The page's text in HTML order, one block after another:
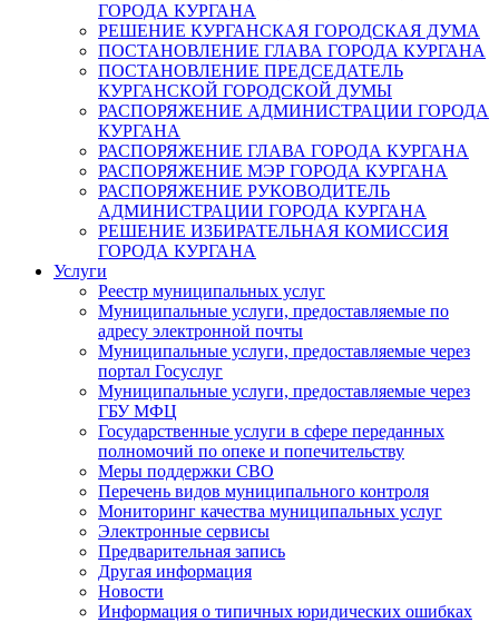
ГОРОДА КУРГАНА
РЕШЕНИЕ КУРГАНСКАЯ ГОРОДСКАЯ ДУМА
ПОСТАНОВЛЕНИЕ ГЛАВА ГОРОДА КУРГАНА
ПОСТАНОВЛЕНИЕ ПРЕДСЕДАТЕЛЬ
КУРГАНСКОЙ ГОРОДСКОЙ ДУМЫ
РАСПОРЯЖЕНИЕ АДМИНИСТРАЦИИ ГОРОДА
КУРГАНА
РАСПОРЯЖЕНИЕ ГЛАВА ГОРОДА КУРГАНА
РАСПОРЯЖЕНИЕ МЭР ГОРОДА КУРГАНА
РАСПОРЯЖЕНИЕ РУКОВОДИТЕЛЬ
АДМИНИСТРАЦИИ ГОРОДА КУРГАНА
РЕШЕНИЕ ИЗБИРАТЕЛЬНАЯ КОМИССИЯ
ГОРОДА КУРГАНА
Услуги
Реестр муниципальных услуг
Муниципальные услуги, предоставляемые по
адресу электронной почты
Муниципальные услуги, предоставляемые через
портал Госуслуг
Муниципальные услуги, предоставляемые через
ГБУ МФЦ
Государственные услуги в сфере переданных
полномочий по опеке и попечительству
Меры поддержки СВО
Перечень видов муниципального контроля
Мониторинг качества муниципальных услуг
Электронные сервисы
Предварительная запись
Другая информация
Новости
Информация о типичных юридических ошибках